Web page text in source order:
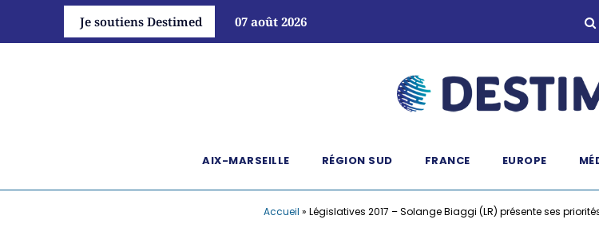
Je soutiens Destimed 07 août 2026
AIX-MARSEILLE RÉGION SUD FRANCE EUROPE
Accueil » Législatives 2017 – Solange Biaggi (LR) présente ses